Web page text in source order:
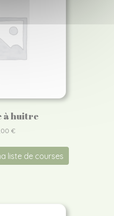
à huitre
€
liste de courses